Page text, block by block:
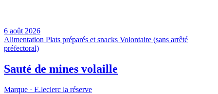
6 août 2026
Alimentation Plats préparés et snacks Volontaire (sans arrêté
préfectoral)
Sauté de mines volaille
Marque · E.leclerc la réserve